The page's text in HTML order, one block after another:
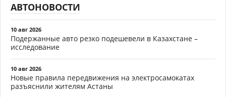
АВТОНОВОСТИ
10 авг 2026
Подержанные авто резко подешевели в Казахстане –
исследование
10 авг 2026
Новые правила передвижения на электросамокатах
разъяснили жителям Астаны